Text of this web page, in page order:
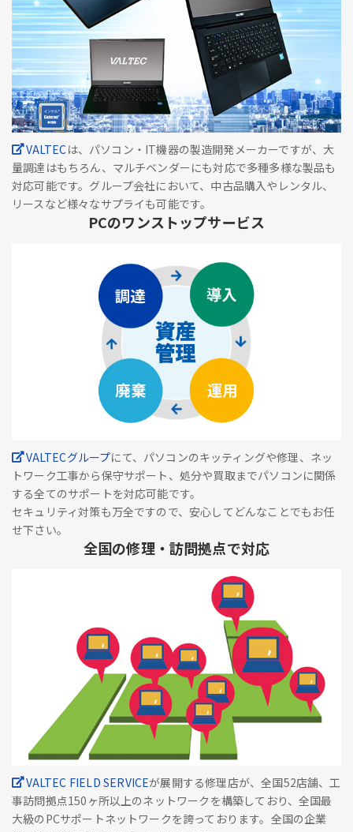
VALTECは、パソコン・IT機器の製造開発メーカーですが、大
量調達はもちろん、マルチベンダーにも対応で多種多様な製品も
対応可能です。グループ会社において、中古品購入やレンタル、
リースなど様々なサプライも可能です。
PCのワンストップサービス
VALTECグループにて、パソコンのキッティングや修理、ネッ
トワーク工事から保守サポート、処分や買取までパソコンに関係
する全てのサポートを対応可能です。
セキュリティ対策も万全ですので、安心してどんなことでもお任
せ下さい。
全国の修理・訪問拠点で対応
VALTEC FIELD SERVICEが展開する修理店が、全国52店舗、工
事訪問拠点150ヶ所以上のネットワークを構築しており、全国最
大級のPCサポートネットワークを誇っております。全国の企業